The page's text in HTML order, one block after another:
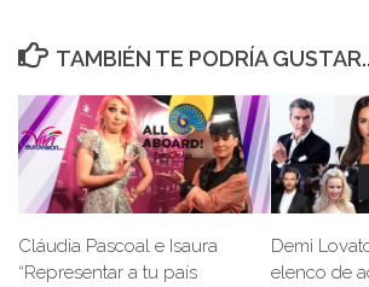
TAMBIÉN TE PODRÍA
Cláudia Pascoal e Isaura
“Representar a tu país
Demi
elenco de